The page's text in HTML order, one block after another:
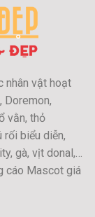
nhân vật hoạt
Doremon,
vằn, thỏ
rối biểu diễn,
gà, vịt donal,…
cáo Mascot giá